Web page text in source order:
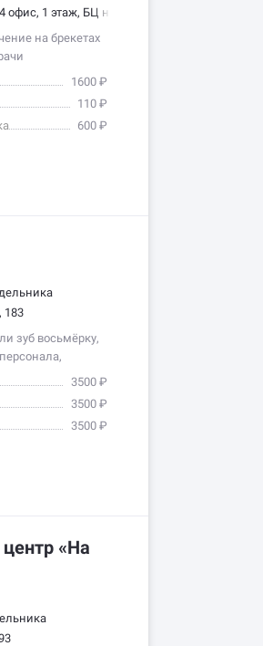
офис, 1 этаж, БЦ на Костина
на брекетах
лишние…
1600 ₽
110 ₽
600 ₽
183
зуб восьмёрку,
3500 ₽
3500 ₽
3500 ₽
«На